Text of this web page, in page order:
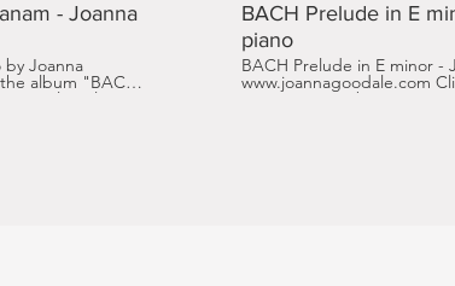
- Joanna
Joanna
Circle Title :
BACH Prelude in E
piano
BACH Prelude in E minor -
www.joannagoodale.com
Piano, Limoux) by Vincent Pinson From the album